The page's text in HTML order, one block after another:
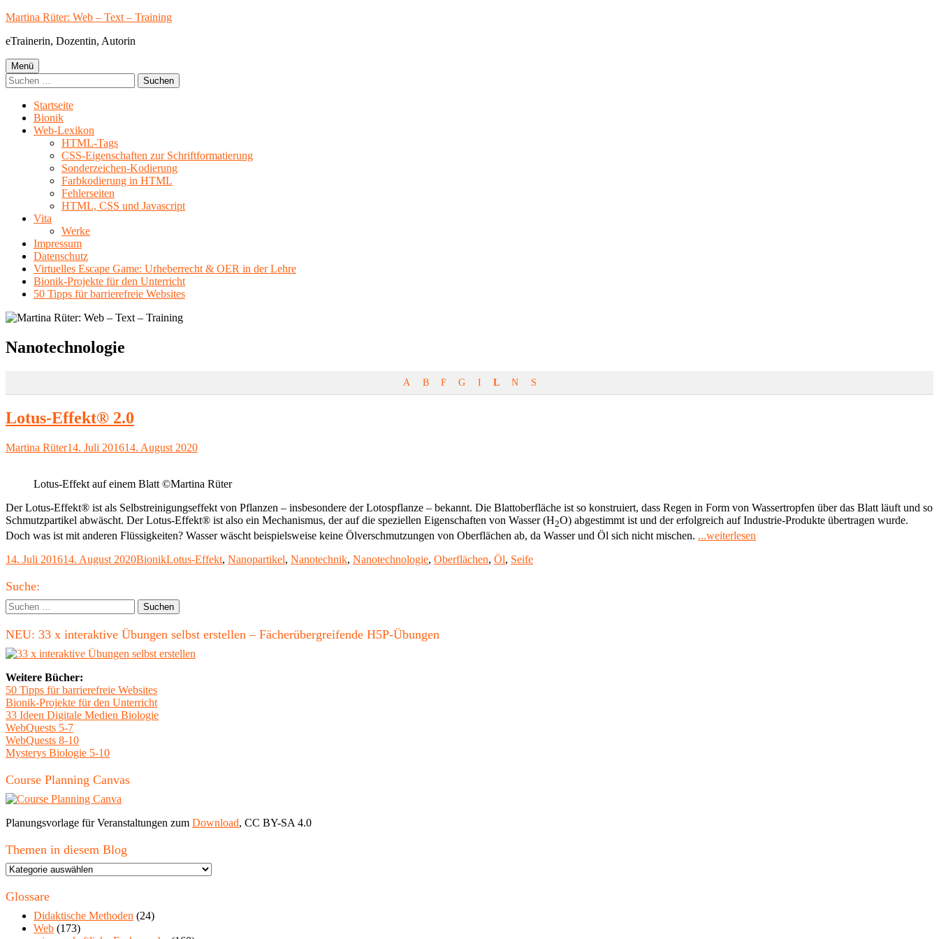
Springe
Inhalt
Martina Rüter: Web – Text – Training
eTrainerin, Dozentin, Autorin
Primäres
Menü
Menü
Suchen
nach:
Startseite
Bionik
Web-Lexikon
HTML-Tags
CSS-Eigenschaften zur Schriftformatierung
Sonderzeichen-Kodierung
Farbkodierung in HTML
Fehlerseiten
HTML, CSS und Javascript
Vita
Werke
Impressum
Datenschutz
Virtuelles Escape Game: Urheberrecht & OER in der Lehre
Bionik-Projekte für den Unterricht
50 Tipps für barrierefreie Websites
Schlagwort:
Nanotechnologie
A B F G I L N S
Lotus-Effekt® 2.0
Autor
Martina RüterVeröffentlicht
14. Juli 201614. August 2020
Lotus-Effekt auf einem Blatt ©Martina Rüter
Der Lotus-Effekt® ist als Selbstreinigungseffekt von Pflanzen – insbesondere der Lotospflanze – bekannt. Die Blattoberfläche ist so konstruiert, dass Regen in Form von Wassertropfen über das Blatt läuft und so
Schmutzpartikel abwäscht. Der Lotus-Effekt® ist also ein Mechanismus, der auf die speziellen Eigenschaften von Wasser (H2O) abgestimmt ist und der erfolgreich auf Industrie-Produkte übertragen wurde.
Doch was ist mit anderen Flüssigkeiten? Wasser wäscht beispielsweise keine Ölverschmutzungen von Oberflächen ab, da Wasser und Öl sich nicht mischen. ...weiterlesen
Veröffentlicht
14. Juli 201614. August 2020Kategorien
BionikSchlagwörter
Lotus-Effekt, Nanopartikel, Nanotechnik, Nanotechnologie, Oberflächen, Öl, Seife
Haupt-
Seitenleiste
Suche:
Suchen
nach:
NEU: 33 x interaktive Übungen selbst erstellen – Fächerübergreifende H5P-Übungen
Weitere Bücher:
50 Tipps für barrierefreie Websites
Bionik-Projekte für den Unterricht
33 Ideen Digitale Medien Biologie
WebQuests 5-7
WebQuests 8-10
Mysterys Biologie 5-10
Course Planning Canvas
Planungsvorlage für Veranstaltungen zum Download, CC BY-SA 4.0
Themen in diesem Blog
Themen
diesem
Glossare
Didaktische Methoden (24)
Web (173)